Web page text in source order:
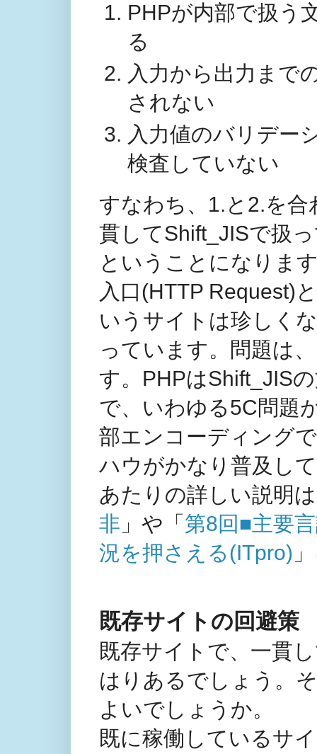
PHPが内部で扱う
る
入力から出力まで
されない
入力値のバリデー
検査していない
すなわち、1.と2.を合
貫してShift_JISで扱
ということになりま
入口(HTTP Request)
いうサイトは珍しく
っています。問題は
す。PHPはShift_JIS
で、いわゆる5C問題
部エンコーディング
ハウがかなり普及し
あたりの詳しい説明
非 」や「 第8回■主要
況を押さえる(ITpro)
既存サイトの回避策
既存サイトで、一貫
はりあるでしょう。
よいでしょうか。
既に稼働しているサ